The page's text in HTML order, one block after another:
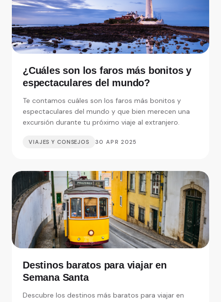
¿Cuáles son los faros más bonitos y
espectaculares del mundo?
Te contamos cuáles son los faros más bonitos y
espectaculares del mundo y que bien merecen una
excursión durante tu próximo viaje al extranjero.
VIAJES Y CONSEJOS 30 APR 2025
Destinos baratos para viajar en
Semana Santa
Descubre los destinos más baratos para viajar en